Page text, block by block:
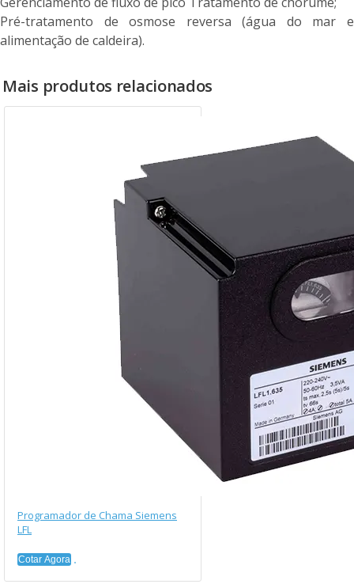
Pré-tratamento de osmose reversa (água do mar e
alimentação de caldeira).
Mais produtos relacionados
Programador de Chama Siemens
LFL
Cotar Agora